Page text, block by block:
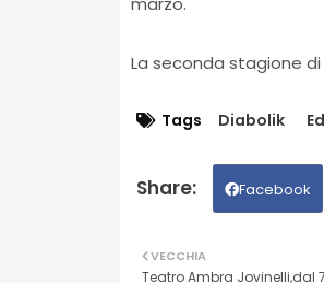
La seconda stagione
Tags Diabolik
Facebook
VECCHIA
Teatro Ambra Jovinelli,dal